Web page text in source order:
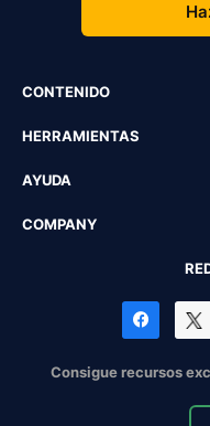
CONTENIDO
HERRAMIENTAS
AYUDA
COMPANY
Consigue recursos